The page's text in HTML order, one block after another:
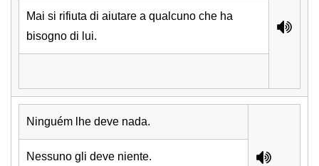
Mai si rifiuta di aiutare a qualcuno che ha
bisogno di lui.
Ninguém lhe deve nada.
Nessuno gli deve niente.